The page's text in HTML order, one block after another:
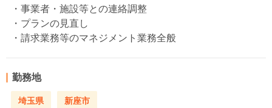
・事業者・施設等との連絡調整
・プランの見直し
・請求業務等のマネジメント業務全般
勤務地
埼玉県 新座市